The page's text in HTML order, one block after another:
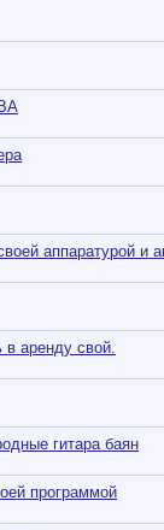
аппаратурой и
в аренду свой.
гитара баян
программой